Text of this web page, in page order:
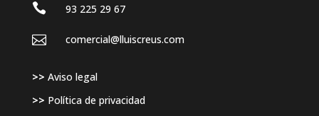
 93 225 29 67
 comercial@lluiscreus.com
>> Aviso legal
>> Política de privacidad